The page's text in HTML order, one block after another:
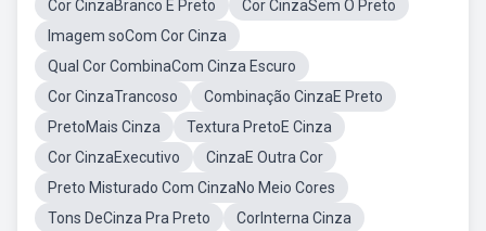
Cor CinzaBranco E Preto
Cor CinzaSem O Preto
Imagem soCom Cor Cinza
Qual Cor CombinaCom Cinza Escuro
Cor CinzaTrancoso
Combinação CinzaE Preto
PretoMais Cinza
Textura PretoE Cinza
Cor CinzaExecutivo
CinzaE Outra Cor
Preto Misturado Com CinzaNo Meio Cores
Tons DeCinza Pra Preto
CorInterna Cinza